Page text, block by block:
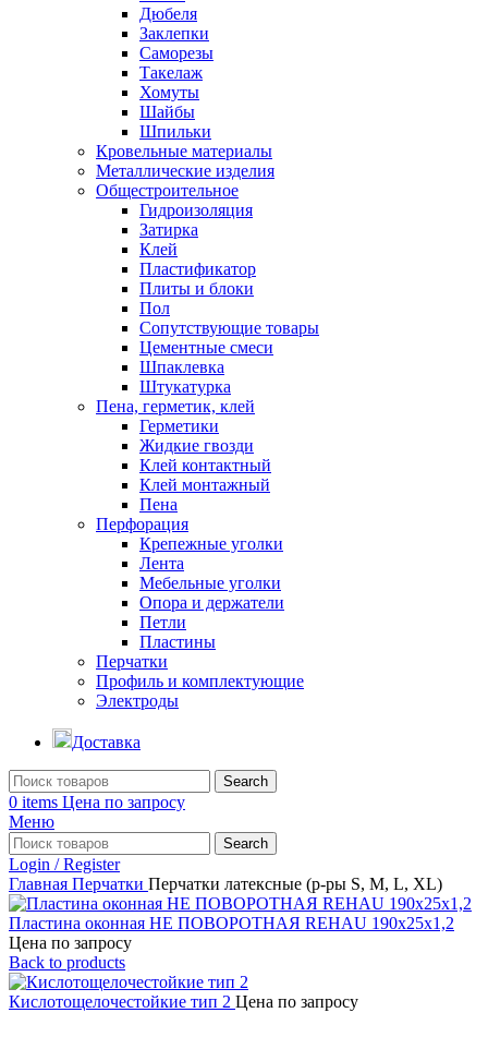
Дюбеля
Заклепки
Саморезы
Такелаж
Хомуты
Шайбы
Шпильки
Кровельные материалы
Металлические изделия
Общестроительное
Гидроизоляция
Затирка
Клей
Пластификатор
Плиты и блоки
Пол
Сопутствующие товары
Цементные смеси
Шпаклевка
Штукатурка
Пена, герметик, клей
Герметики
Жидкие гвозди
Клей контактный
Клей монтажный
Пена
Перфорация
Крепежные уголки
Лента
Мебельные уголки
Опора и держатели
Петли
Пластины
Перчатки
Профиль и комплектующие
Электроды
Доставка
Search
0 items Цена по запросу
Меню
Search
Login / Register
Главная Перчатки Перчатки латексные (р-ры S, M, L, XL)
Пластина оконная НЕ ПОВОРОТНАЯ REHAU 190х25х1,2
Цена по запросу
Back to products
Кислотощелочестойкие тип 2 Цена по запросу